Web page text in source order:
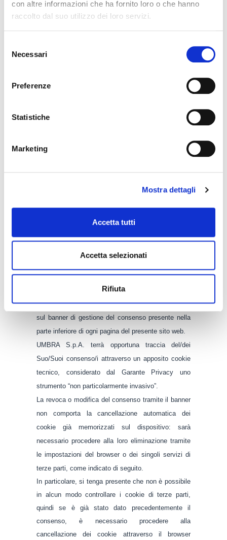
con altre informazioni che ha fornito loro o che hanno
raccolto dal suo utilizzo dei loro servizi.
delNecessari
Preferenze
Statistiche
Marketing
Mostra dettagli
Accetta tutti
Accetta selezionati
Rifiuta
per archiviare informazioni, ad esempio il
ogni volta che visita un sito specifico. Questi
rimangono memorizzati nel computer anche
presenti, dei relativi fornitori e delle rispettive durate,
La invitiamo a consultare il banner di gestione del
pagina del presente sito web.
In riferimento al provvedimento di “Individuazione
delle modalità semplificate per l’informativa e
l’acquisizione del consenso per l’uso dei cookie” - 8
maggio 2014 (Pubblicato sulla Gazzetta Ufficiale n.
(doc. web n. 9677876, pubblicate sulla Gazzetta
Ufficiale n. 163 del 9 luglio 2021), può modificare in
qualsiasi momento il consenso ai cookie cliccando
sul banner di gestione del consenso presente nella
parte inferiore di ogni pagina del presente sito web.
UMBRA S.p.A. terrà opportuna traccia del/dei
Suo/Suoi consenso/i attraverso un apposito cookie
tecnico, considerato dal Garante Privacy uno
strumento “non particolarmente invasivo”.
La revoca o modifica del consenso tramite il banner
non comporta la cancellazione automatica dei
cookie già memorizzati sul dispositivo: sarà
necessario procedere alla loro eliminazione tramite
le impostazioni del browser o dei singoli servizi di
terze parti, come indicato di seguito.
In particolare, si tenga presente che non è possibile
in alcun modo controllare i cookie di terze parti,
quindi se è già stato dato precedentemente il
consenso, è necessario procedere alla
cancellazione dei cookie attraverso il browser